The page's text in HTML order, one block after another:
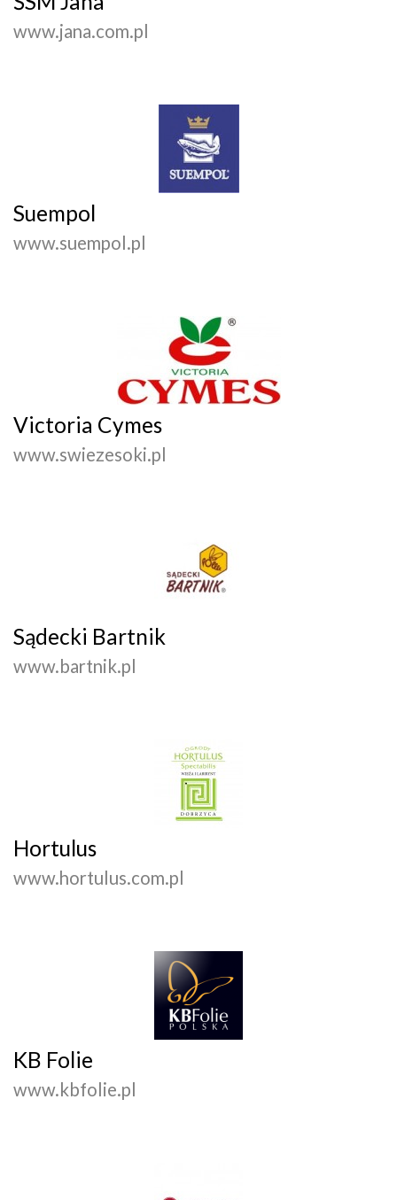
www.jana.com.pl
Suempol
www.suempol.pl
Victoria Cymes
www.swiezesoki.pl
Sądecki Bartnik
www.bartnik.pl
Hortulus
www.hortulus.com.pl
KB Folie
www.kbfolie.pl